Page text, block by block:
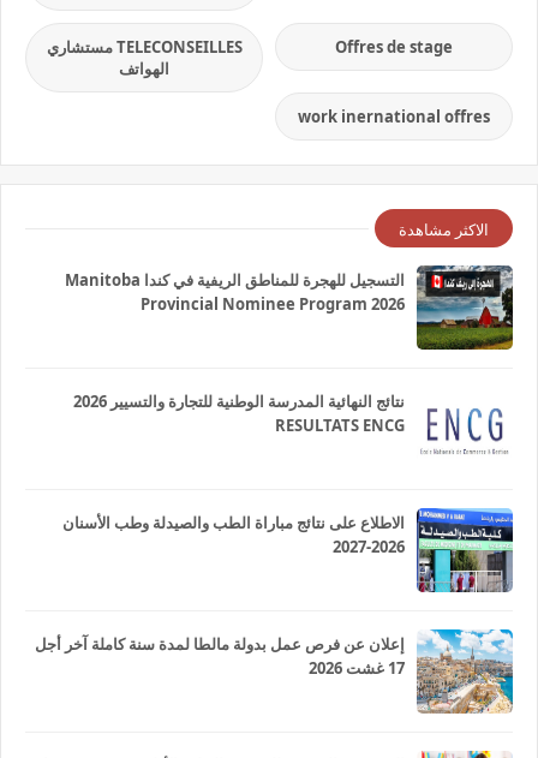
Offres de stage
TELECONSEILLES مستشاري
الهواتف
work inernational offres
الاكثر مشاهدة
التسجيل للهجرة للمناطق الريفية في كندا Manitoba
Provincial Nominee Program 2026
نتائج النهائية المدرسة الوطنية للتجارة والتسيير 2026
RESULTATS ENCG
الاطلاع على نتائج مباراة الطب والصيدلة وطب الأسنان
2026-2027
إعلان عن فرص عمل بدولة مالطا لمدة سنة كاملة آخر أجل
17 غشت 2026